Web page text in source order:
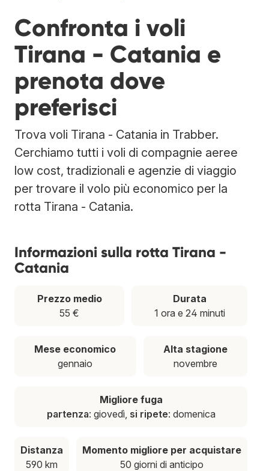
Confronta i voli
Tirana - Catania e
prenota dove
preferisci
Trova voli Tirana - Catania in Trabber.
Cerchiamo tutti i voli di compagnie aeree
low cost, tradizionali e agenzie di viaggio
per trovare il volo più economico per la
rotta Tirana - Catania.
Informazioni sulla rotta Tirana -
Catania
Prezzo medio
55 €
Durata
1 ora e 24 minuti
Mese economico
gennaio
Alta stagione
novembre
Migliore fuga
partenza: giovedì, si ripete: domenica
Distanza
590 km
Momento migliore per acquistare
50 giorni di anticipo